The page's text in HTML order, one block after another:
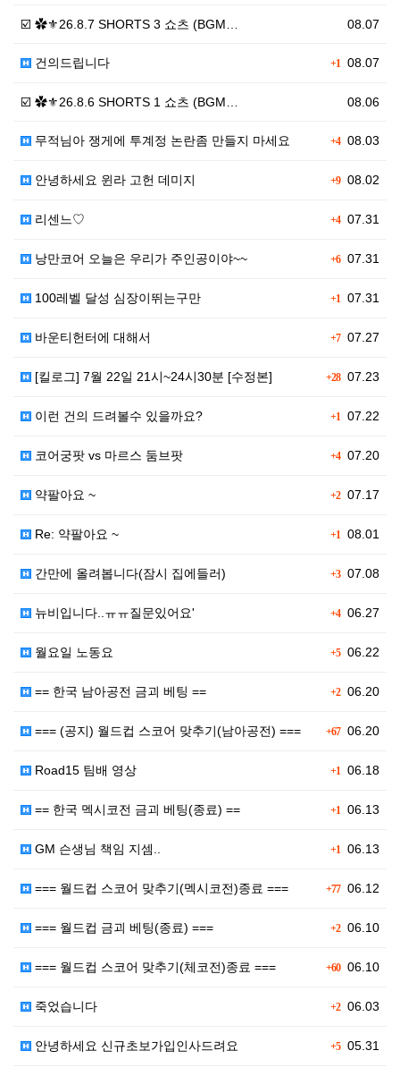
08.07
☑️ ✿⚜26.8.7 SHORTS 3 쇼츠 (BGM…
+1 08.07
건의드립니다
08.06
☑️ ✿⚜26.8.6 SHORTS 1 쇼츠 (BGM…
+408.03
무적님아 쟁게에 투계정 논란좀 만들지 마세요
+908.02
안녕하세요 윈라 고헌 데미지
+407.31
리센느♡
+607.31
낭만코어 오늘은 우리가 주인공이야~~
+1 07.31
100레벨 달성 심장이뛰는구만
+707.27
바운티헌터에 대해서
+2807.23
[킬로그] 7월 22일 21시~24시30분 [수정본]
+1 07.22
이런 건의 드려볼수 있을까요?
+407.20
코어궁팟 vs 마르스 둠브팟
+207.17
약팔아요 ~
+1 08.01
Re: 약팔아요 ~
+307.08
간만에 올려봅니다(잠시 집에들러)
+406.27
뉴비입니다..ㅠㅠ질문있어요'
+506.22
월요일 노동요
+206.20
== 한국 남아공전 금괴 베팅 ==
+6706.20
=== (공지) 월드컵 스코어 맞추기(남아공전) ===
+1 06.18
Road15 팀배 영상
+1 06.13
== 한국 멕시코전 금괴 베팅(종료) ==
+1 06.13
GM 슨생님 책임 지셈..
+7706.12
=== 월드컵 스코어 맞추기(멕시코전)종료 ===
+206.10
=== 월드컵 금괴 베팅(종료) ===
+6006.10
=== 월드컵 스코어 맞추기(체코전)종료 ===
+206.03
죽었습니다
+505.31
안녕하세요 신규초보가입인사드려요